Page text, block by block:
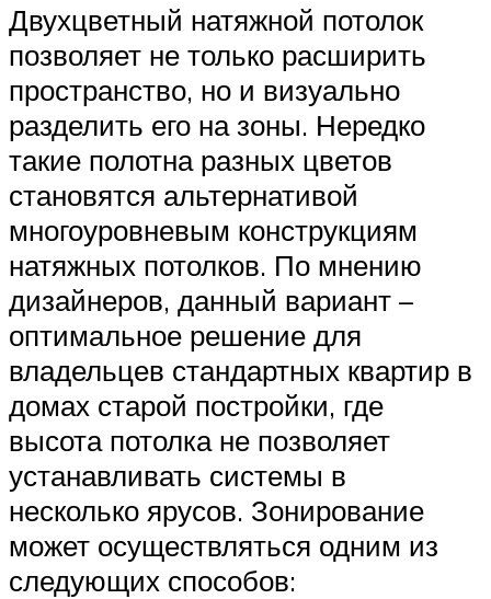
Двухцветный натяжной потолок
позволяет не только расширить
пространство, но и визуально
разделить его на зоны. Нередко
такие полотна разных цветов
становятся альтернативой
многоуровневым конструкциям
натяжных потолков. По мнению
дизайнеров, данный вариант –
оптимальное решение для
владельцев стандартных квартир в
домах старой постройки, где
высота потолка не позволяет
устанавливать системы в
несколько ярусов. Зонирование
может осуществляться одним из
следующих способов: